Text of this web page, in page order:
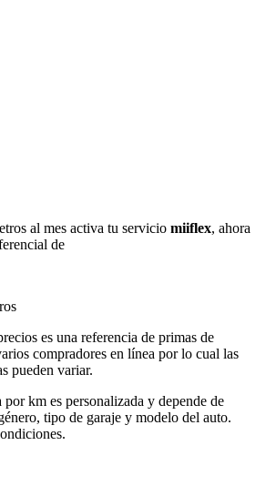
al mes activa tu servicio miiflex, ahora
de
es una referencia de primas de
compradores en línea por lo cual las
pueden variar.
km es personalizada y depende de
tipo de garaje y modelo del auto.